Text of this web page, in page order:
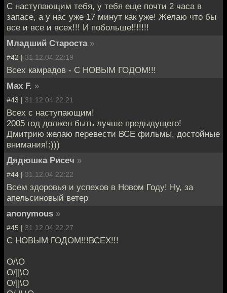
C наступающим тебя, у тебя еще почти 2 часа в
запасе, а у нас уже 17 минут как уже! Желаю что бы
все и все и всех!!! И побольше!!!!!!!
Младший Староста »
#42 | 31.12.04 22:19
Всех камрадов - С НОВЫМ ГОДОМ!!!
Max F. »
#43 | 31.12.04 22:21
Всех с наступающим!
2005 год должен быть лучше предыдущего!
Дмитрию желаю перевести ВСЕ фильмы, достойные
внимания!:)))
Дядюшка Рисеч »
#44 | 31.12.04 22:22
Всем здоровья и успехов в Новом Году! Ну, за
апельсиновый ветер
anonymous »
#45 | 31.12.04 22:27
С НОВЫМ ГОДОМ!!!ВСЕХ!!!
О/\О
О/||\О
О/||\О